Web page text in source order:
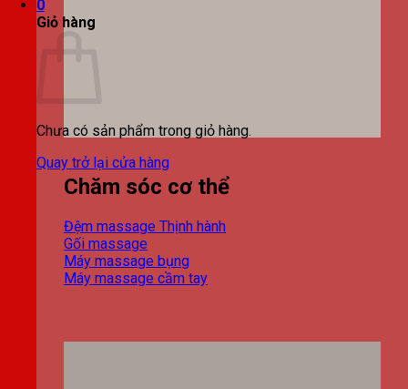
0
Giỏ hàng
Chưa có sản phẩm trong giỏ hàng.
Quay trở lại cửa hàng
Chăm sóc cơ thể
Đệm massage
Gối massage
Máy massage bụng
Máy massage cầm tay